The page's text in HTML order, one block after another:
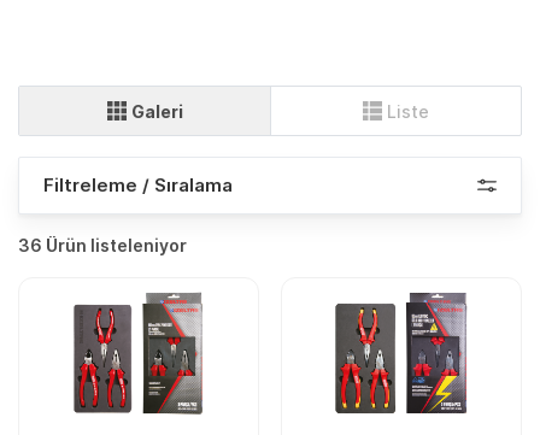
Galeri Liste
Filtreleme / Sıralama
36 Ürün listeleniyor